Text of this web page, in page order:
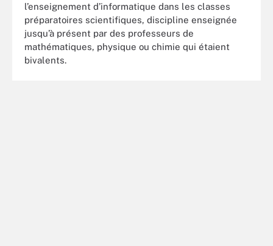
l’enseignement d’informatique dans les classes
préparatoires scientifiques, discipline enseignée
jusqu’à présent par des professeurs de
mathématiques, physique ou chimie qui étaient
bivalents.